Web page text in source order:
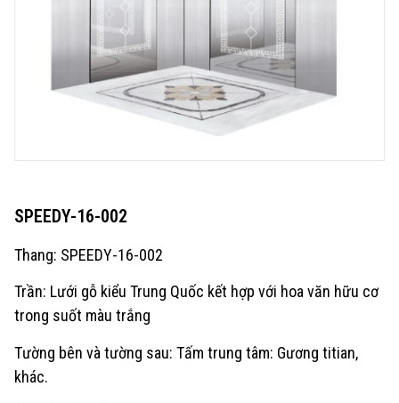
SPEEDY-16-002
Thang: SPEEDY-16-002
Trần: Lưới gỗ kiểu Trung Quốc kết hợp với hoa văn hữu cơ
trong suốt màu trắng
Tường bên và tường sau: Tấm trung tâm: Gương titian,
khác.